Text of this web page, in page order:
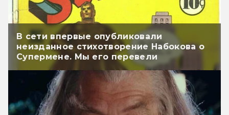
В сети впервые опубликовали
неизданное стихотворение Набокова о
Супермене. Мы его перевели